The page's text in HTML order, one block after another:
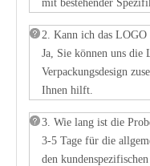
mit bestehender
2. Kann ich das LOGO
Ja, Sie können uns die
Verpackungsdesign
Ihnen hilft.
3. Wie lang ist die
3-5 Tage für die
den